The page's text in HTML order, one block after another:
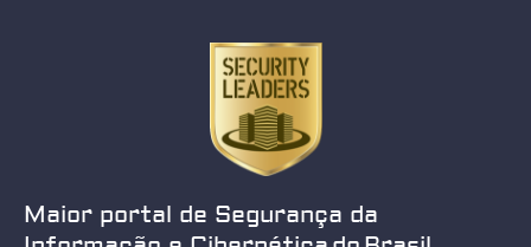
Maior portal de Segurança da